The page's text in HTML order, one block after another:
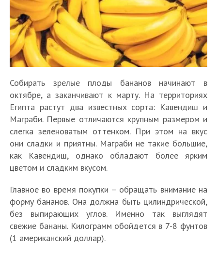
Собирать зрелые плоды бананов начинают в
октябре, а заканчивают к марту. На территориях
Египта растут два известных сорта: Кавендиш и
Маграби. Первые отличаются крупным размером и
слегка зеленоватым оттенком. При этом на вкус
они сладки и приятны. Маграби не такие большие,
как Кавендиш, однако обладают более ярким
цветом и сладким вкусом.
Главное во время покупки – обращать внимание на
форму бананов. Она должна быть цилиндрической,
без выпирающих углов. Именно так выглядят
свежие бананы. Килограмм обойдется в 7-8 фунтов
(1 американский доллар).